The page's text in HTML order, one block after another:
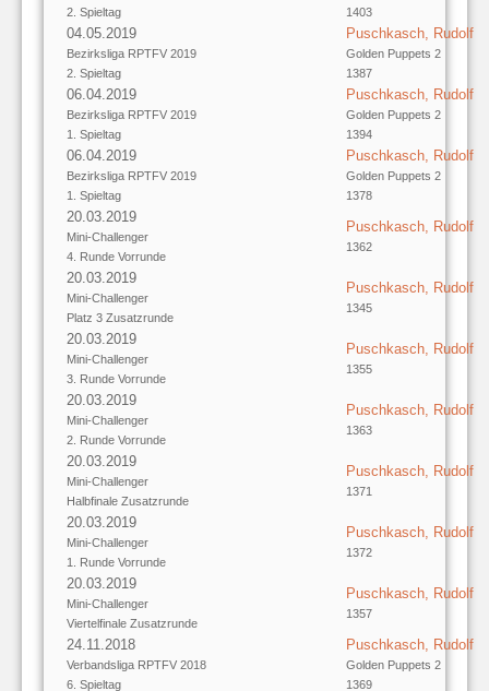
2. Spieltag
1403
04.05.2019
Bezirksliga RPTFV 2019
2. Spieltag
Puschkasch, Rudolf
Golden Puppets 2
1387
06.04.2019
Bezirksliga RPTFV 2019
1. Spieltag
Puschkasch, Rudolf
Golden Puppets 2
1394
06.04.2019
Bezirksliga RPTFV 2019
1. Spieltag
Puschkasch, Rudolf
Golden Puppets 2
1378
20.03.2019
Mini-Challenger
4. Runde Vorrunde
Puschkasch, Rudolf
1362
20.03.2019
Mini-Challenger
Platz 3 Zusatzrunde
Puschkasch, Rudolf
1345
20.03.2019
Mini-Challenger
3. Runde Vorrunde
Puschkasch, Rudolf
1355
20.03.2019
Mini-Challenger
2. Runde Vorrunde
Puschkasch, Rudolf
1363
20.03.2019
Mini-Challenger
Halbfinale Zusatzrunde
Puschkasch, Rudolf
1371
20.03.2019
Mini-Challenger
1. Runde Vorrunde
Puschkasch, Rudolf
1372
20.03.2019
Mini-Challenger
Viertelfinale Zusatzrunde
Puschkasch, Rudolf
1357
24.11.2018
Verbandsliga RPTFV 2018
6. Spieltag
Puschkasch, Rudolf
Golden Puppets 2
1369